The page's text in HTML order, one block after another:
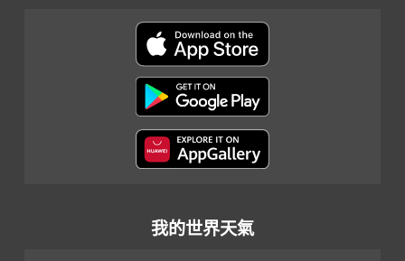
我的世界天氣